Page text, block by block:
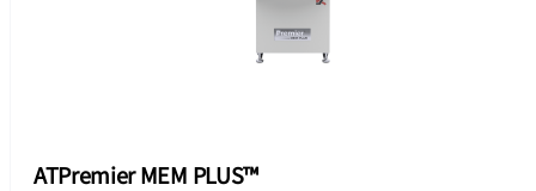
ATPremier MEM PLUS™